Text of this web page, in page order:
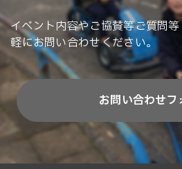
イベント内容やご協賛等ご質問
軽にお問い合わせください。
お問い合わせフ